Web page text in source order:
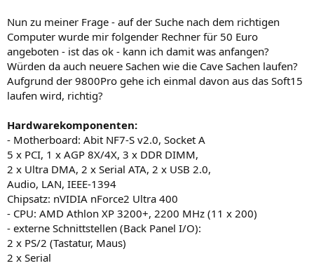
Nun zu meiner Frage - auf der Suche nach dem richtigen
Computer wurde mir folgender Rechner für 50 Euro
angeboten - ist das ok - kann ich damit was anfangen?
Würden da auch neuere Sachen wie die Cave Sachen laufen?
Aufgrund der 9800Pro gehe ich einmal davon aus das Soft15
laufen wird, richtig?
Hardwarekomponenten:
- Motherboard: Abit NF7-S v2.0, Socket A
5 x PCI, 1 x AGP 8X/4X, 3 x DDR DIMM,
2 x Ultra DMA, 2 x Serial ATA, 2 x USB 2.0,
Audio, LAN, IEEE-1394
Chipsatz: nVIDIA nForce2 Ultra 400
- CPU: AMD Athlon XP 3200+, 2200 MHz (11 x 200)
- externe Schnittstellen (Back Panel I/O):
2 x PS/2 (Tastatur, Maus)
2 x Serial